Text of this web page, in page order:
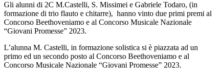
Gli alunni di 2C M.Castelli, S. Missimei e Gabriele Todaro, (in
formazione di trio flauto e chitarre), hanno vinto due primi premi al
Concorso Beethoveniamo e al Concorso Musicale Nazionale
“Giovani Promesse” 2023.
L’alunna M. Castelli, in formazione solistica si è piazzata ad un
primo ed un secondo posto al Concorso Beethoveniamo e al
Concorso Musicale Nazionale “Giovani Promesse” 2023.